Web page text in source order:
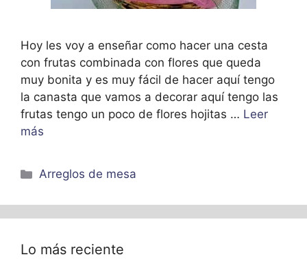
Hoy les voy a enseñar como hacer una cesta
con frutas combinada con flores que queda
muy bonita y es muy fácil de hacer aquí tengo
la canasta que vamos a decorar aquí tengo las
frutas tengo un poco de flores hojitas … Leer
más
Categorías
Arreglos de mesa
Lo más reciente